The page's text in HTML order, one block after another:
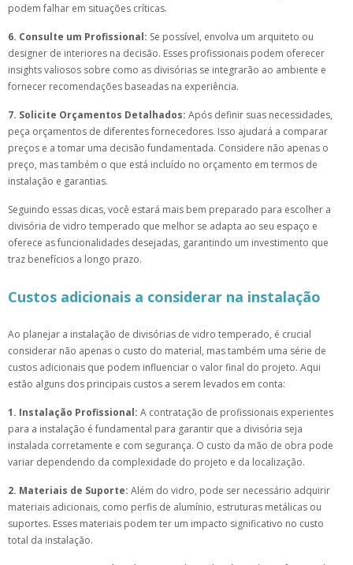
podem falhar em situações críticas.
6. Consulte um Profissional: Se possível, envolva um arquiteto ou
designer de interiores na decisão. Esses profissionais podem oferecer
insights valiosos sobre como as divisórias se integrarão ao ambiente e
fornecer recomendações baseadas na experiência.
7. Solicite Orçamentos Detalhados: Após definir suas necessidades,
peça orçamentos de diferentes fornecedores. Isso ajudará a comparar
preços e a tomar uma decisão fundamentada. Considere não apenas o
preço, mas também o que está incluído no orçamento em termos de
instalação e garantias.
Seguindo essas dicas, você estará mais bem preparado para escolher a
divisória de vidro temperado que melhor se adapta ao seu espaço e
oferece as funcionalidades desejadas, garantindo um investimento que
traz benefícios a longo prazo.
Custos adicionais a considerar na instalação
Ao planejar a instalação de divisórias de vidro temperado, é crucial
considerar não apenas o custo do material, mas também uma série de
custos adicionais que podem influenciar o valor final do projeto. Aqui
estão alguns dos principais custos a serem levados em conta:
1. Instalação Profissional: A contratação de profissionais experientes
para a instalação é fundamental para garantir que a divisória seja
instalada corretamente e com segurança. O custo da mão de obra pode
variar dependendo da complexidade do projeto e da localização.
2. Materiais de Suporte: Além do vidro, pode ser necessário adquirir
materiais adicionais, como perfis de alumínio, estruturas metálicas ou
suportes. Esses materiais podem ter um impacto significativo no custo
total da instalação.